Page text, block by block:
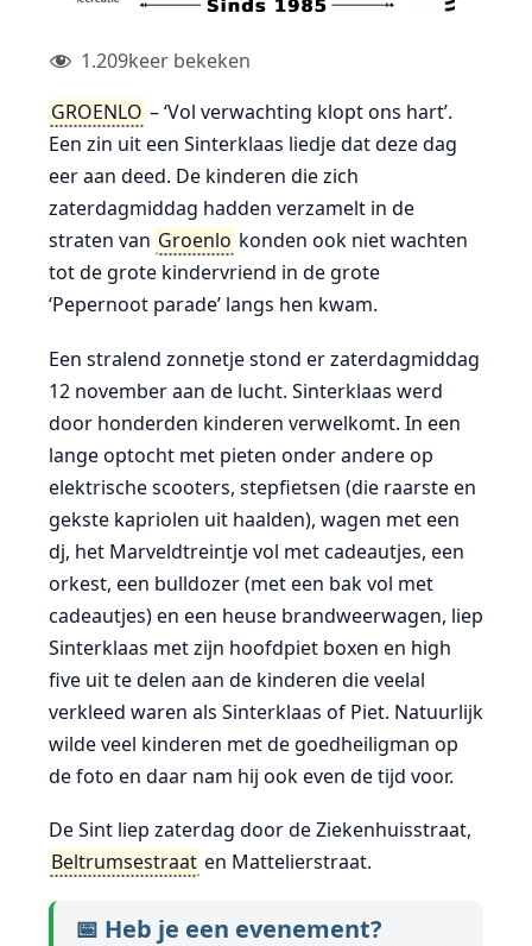
1.209keer bekeken
GROENLO – ‘Vol verwachting klopt ons hart’.
Een zin uit een Sinterklaas liedje dat deze dag
eer aan deed. De kinderen die zich
zaterdagmiddag hadden verzamelt in de
straten van Groenlo konden ook niet wachten
tot de grote kindervriend in de grote
‘Pepernoot parade’ langs hen kwam.
Een stralend zonnetje stond er zaterdagmiddag
12 november aan de lucht. Sinterklaas werd
door honderden kinderen verwelkomt. In een
lange optocht met pieten onder andere op
elektrische scooters, stepfietsen (die raarste en
gekste kapriolen uit haalden), wagen met een
dj, het Marveldtreintje vol met cadeautjes, een
orkest, een bulldozer (met een bak vol met
cadeautjes) en een heuse brandweerwagen, liep
Sinterklaas met zijn hoofdpiet boxen en high
five uit te delen aan de kinderen die veelal
verkleed waren als Sinterklaas of Piet. Natuurlijk
wilde veel kinderen met de goedheiligman op
de foto en daar nam hij ook even de tijd voor.
De Sint liep zaterdag door de Ziekenhuisstraat,
Beltrumsestraat en Mattelierstraat.
📅 Heb je een evenement?